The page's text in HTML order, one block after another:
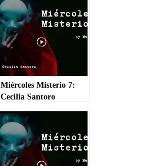
Miércoles Misterio 7:
Cecilia Santoro